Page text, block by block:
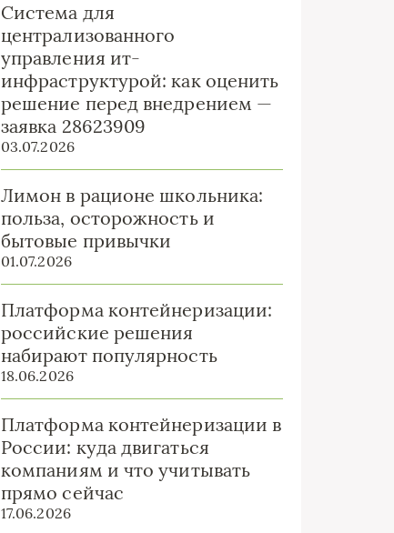
Система для
централизованного
управления ит-
инфраструктурой: как оценить
решение перед внедрением —
заявка 28623909
03.07.2026
Лимон в рационе школьника:
польза, осторожность и
бытовые привычки
01.07.2026
Платформа контейнеризации:
российские решения
набирают популярность
18.06.2026
Платформа контейнеризации в
России: куда двигаться
компаниям и что учитывать
прямо сейчас
17.06.2026